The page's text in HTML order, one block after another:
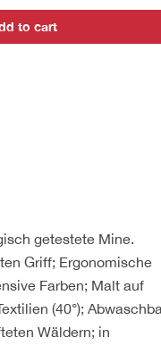
to cart
getestete Mine.
Griff; Ergonomische
Farben; Malt auf
(40°);
Wäldern; in